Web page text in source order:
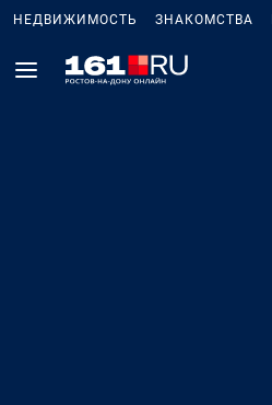
НЕДВИЖИМОСТЬ ЗНАКОМСТВА